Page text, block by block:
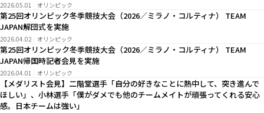
2026.05.01 オリンピック
第25回オリンピック冬季競技大会（2026／ミラノ・コルティナ） TEAM
JAPAN解団式を実施
2026.04.02 オリンピック
第25回オリンピック冬季競技大会（2026／ミラノ・コルティナ） TEAM
JAPAN帰国時記者会見を実施
2026.04.01 オリンピック
【メダリスト会見】二階堂選手「自分の好きなことに熱中して、突き進んで
ほしい」、小林選手「僕がダメでも他のチームメイトが頑張ってくれる安心
感。日本チームは強い」